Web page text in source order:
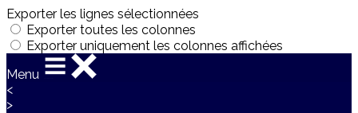
Exporter les lignes sélectionnées
Exporter toutes les colonnes
Exporter uniquement les colonnes affichées
Menu
<
>